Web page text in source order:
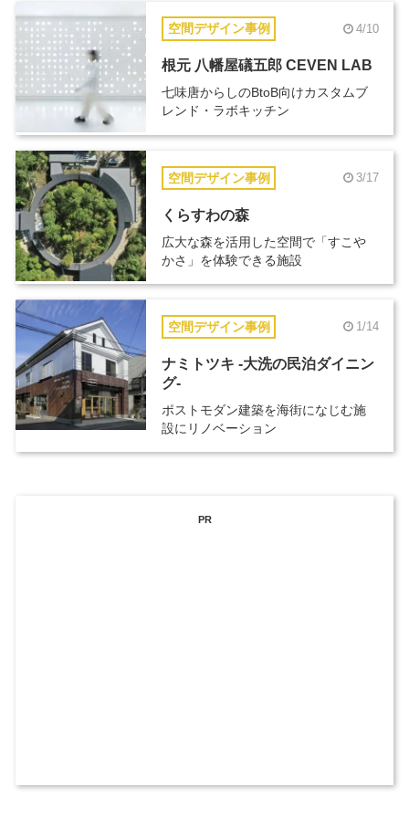
空間デザイン事例 4/10
根元 八幡屋礒五郎 CEVEN LAB
七味唐からしのBtoB向けカスタムブ
レンド・ラボキッチン
空間デザイン事例 3/17
くらすわの森
広大な森を活用した空間で「すこや
かさ」を体験できる施設
空間デザイン事例 1/14
ナミトツキ -大洗の民泊ダイニン
グ-
ポストモダン建築を海街になじむ施
設にリノベーション
PR